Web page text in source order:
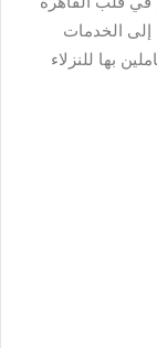
إلى الخدمات
بها للنزلاء